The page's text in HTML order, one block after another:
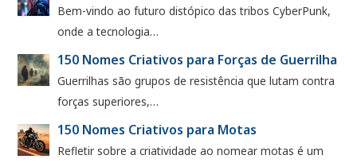
Bem-vindo ao futuro distópico das tribos CyberPunk,
onde a tecnologia…
150 Nomes Criativos para Forças de Guerrilha
Guerrilhas são grupos de resistência que lutam contra
forças superiores,…
150 Nomes Criativos para Motas
Refletir sobre a criatividade ao nomear motas é um